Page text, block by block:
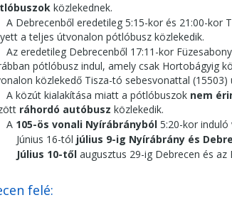
közlekednek.
Debrecenből eredetileg 5:15-kor és 21:00-kor
a teljes útvonalon pótlóbusz közlekedik.
eredetileg Debrecenből 17:11-kor
pótlóbusz indul, amely csak Hortobágyig
közlekedő Tisza-tó sebesvonattal (15503)
közút kialakítása miatt a pótlóbuszok nem
ráhordó autóbusz közlekedik.
105-ös vonali Nyírábrányból 5:20-kor
Június 16-tól július 9-ig Nyírábrány és
Július 10-től augusztus 29-ig Debrecen és
felé: